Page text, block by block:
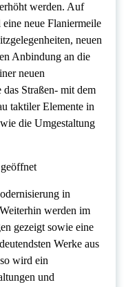
werden. Auf
neue Flaniermeile
neuen
Anbindung an die
neuen
Straßen- mit dem
taktiler Elemente in
die Umgestaltung
in
werden im
gezeigt sowie eine
Werke aus
wird ein
und